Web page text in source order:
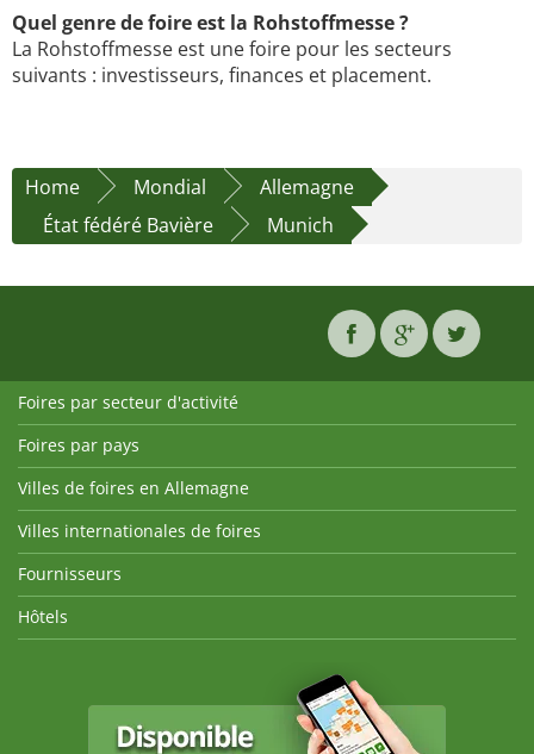
Quel genre de foire est la Rohstoffmesse ?
La Rohstoffmesse est une foire pour les secteurs
suivants : investisseurs, finances et placement.
Home Mondial
Allemagne
État fédéré Bavière
Munich
Foires par secteur d'activité
Foires par pays
Villes de foires en Allemagne
Villes internationales de foires
Fournisseurs
Hôtels